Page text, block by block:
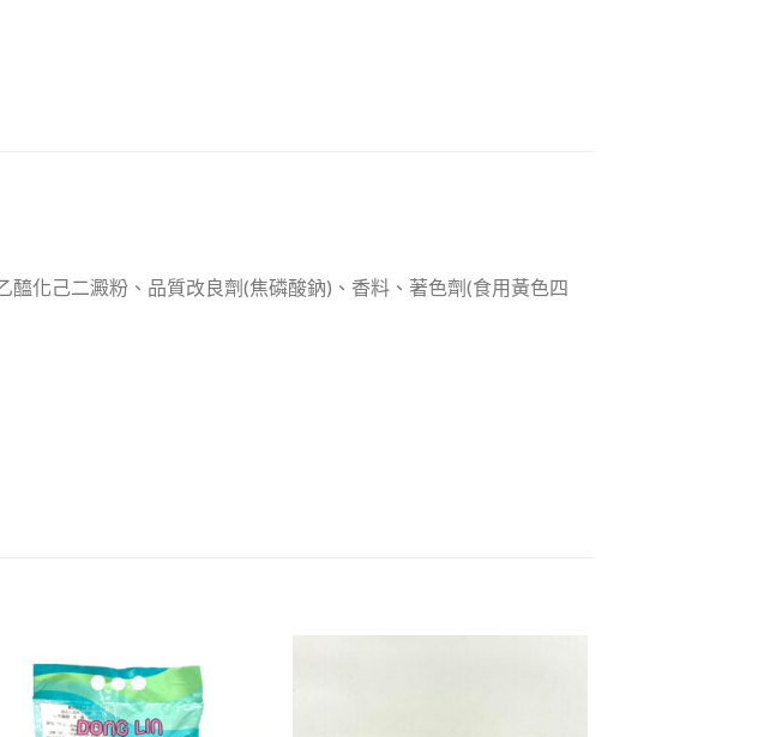
化己二澱粉、品質改良劑(焦磷酸鈉)、香料、著色劑(食用黃色四